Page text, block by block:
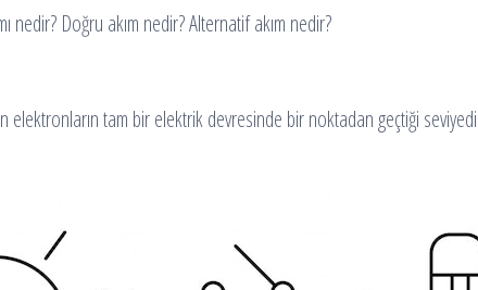
nedir? Doğru akım nedir? Alternatif akım nedir?
elektronların tam bir elektrik devresinde bir noktadan geçtiği